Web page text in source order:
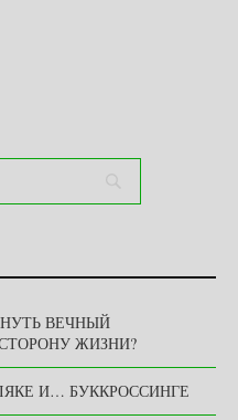
ВЕЧНЫЙ
ЖИЗНИ?
И… БУККРОССИНГЕ